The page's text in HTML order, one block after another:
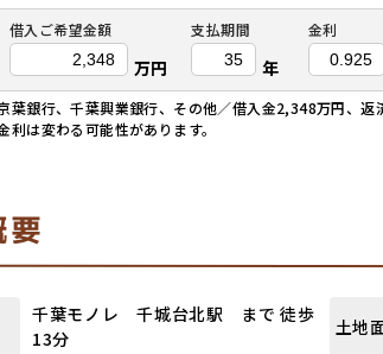
借入ご希望金額
万円
支払期間
年
金利
葉銀行、千葉興業銀行、その他／借入金2,348万円、
は変わる可能性があります。
千葉モノレ 千城台北駅 まで 徒歩
13分
土地